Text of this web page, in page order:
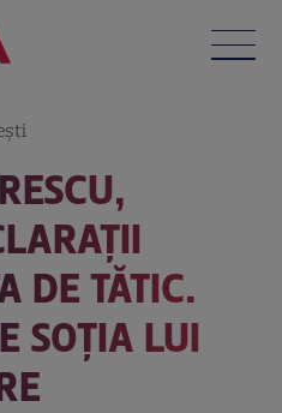
DE TĂTIC.
SOȚIA LUI